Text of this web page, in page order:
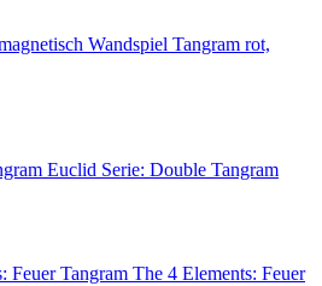
Wandspiel Tangram rot,
Euclid Serie: Double Tangram
Tangram The 4 Elements: Feuer